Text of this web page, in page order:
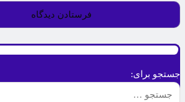
جستجو برای: